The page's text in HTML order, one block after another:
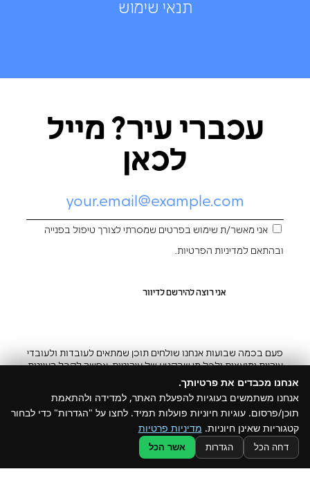
תנאי שימוש
עכברי עיר? מייל
לכאן
אני מאשר/ת שימוש בפרטים שמסרתי לצורך טיפול בפנייה
ובהתאם למדיניות הפרטיות.
פעם בכמה שבועות אנחנו שולחים תוכן שמתאים לעובדות ולעובדי
עיריות ומועצות ולכל מי שבקטע של עירוניות. אפשר לקבל רעיונות
@ כל הזכויות שמורות ל –Build
אנחנו מכבדים את פרטיותך.
אנחנו משתמשים בעוגיות להפעלת האתר, למדידה ולהתאמת
תוכן/פרסום. עוגיות חיוניות פועלות תמיד. לחצו על "הגדרות" כדי לבחור
קטגוריות שאינן חיוניות. מדיניות פרטיות
דחה הכל הגדרות אשר הכל